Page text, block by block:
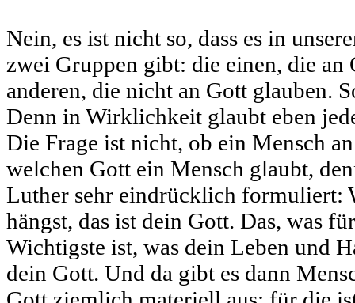
Nein, es ist nicht so, dass es in
zwei Gruppen gibt: die einen, die an
anderen, die nicht an Gott glauben.
Denn in Wirklichkeit glaubt eben
Die Frage ist nicht, ob ein Mensch
welchen Gott ein Mensch glaubt,
Luther sehr eindrücklich formuliert:
hängst, das ist dein Gott. Das, was
Wichtigste ist, was dein Leben und
dein Gott. Und da gibt es dann